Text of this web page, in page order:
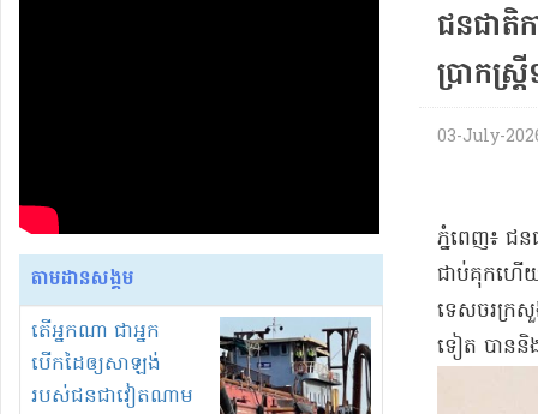
តាមដានសង្គម
តើអ្នកណា ជាអ្នក
បើកដៃឲ្យសាឡង់
របស់ជនជាវៀតណាម
ជនជាតិ​ក
ប្រាក​ស្
03-July-
ភ្នំពេញ​៖ ជន
ជាប់គុក​ហើយ​
ទេសចរ​ក្រសួ
ទៀត បាននិ